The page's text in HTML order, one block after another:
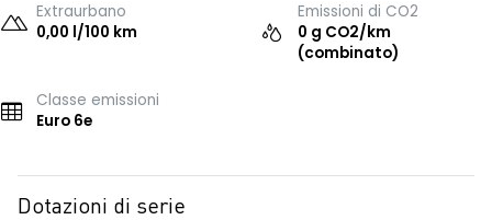
Extraurbano
0,00 l/100 km
Emissioni di CO2
0 g CO2/km
(combinato)
Classe emissioni
Euro 6e
Dotazioni di serie